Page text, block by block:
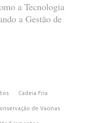
a Tecnologia
a Gestão de
Cadeia Fria
de Vacinas